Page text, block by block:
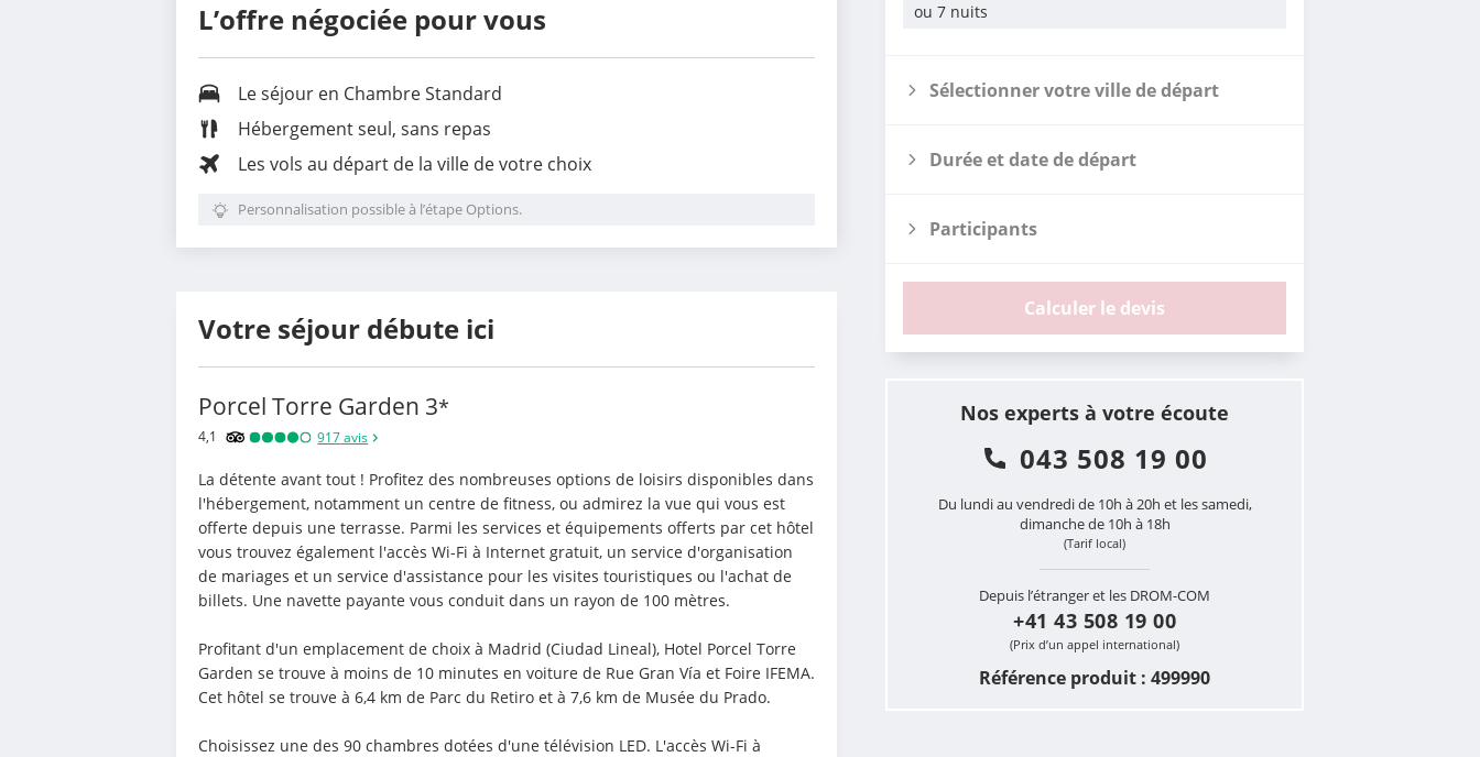
ou 7 nuits
Sélectionner votre ville de départ
Durée et date de départ
Participants
Calculer le devis
Nos experts à votre écoute
043 508 19 00
Du lundi au vendredi de 10h à 20h et les samedi,
dimanche de 10h à 18h
(Tarif local)
Depuis l’étranger et les DROM-COM
+41 43 508 19 00
(Prix d’un appel international)
Référence produit : 499990
L’offre négociée pour vous
Le séjour en Chambre Standard
Hébergement seul, sans repas
Les vols au départ de la ville de votre choix
Personnalisation possible à l’étape Options.
Votre séjour débute ici
Porcel Torre Garden 3*
4,1 917avis
La détente avant tout ! Profitez des nombreuses options de loisirs disponibles dans
l'hébergement, notamment un centre de fitness, ou admirez la vue qui vous est
offerte depuis une terrasse. Parmi les services et équipements offerts par cet hôtel
vous trouvez également l'accès Wi-Fi à Internet gratuit, un service d'organisation
de mariages et un service d'assistance pour les visites touristiques ou l'achat de
billets. Une navette payante vous conduit dans un rayon de 100 mètres.
Profitant d'un emplacement de choix à Madrid (Ciudad Lineal), Hotel Porcel Torre
Garden se trouve à moins de 10 minutes en voiture de Rue Gran Vía et Foire IFEMA.
Cet hôtel se trouve à 6,4 km de Parc du Retiro et à 7,6 km de Musée du Prado.
Choisissez une des 90 chambres dotées d'une télévision LED. L'accès Wi-Fi à